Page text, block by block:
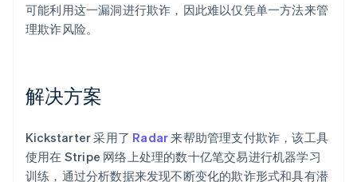
可能利用这一漏洞进行欺诈，因此难以仅凭单一方法来管
理欺诈风险。
解决方案
Kickstarter 采用了 Radar来帮助管理支付欺诈，该工具
使用在 Stripe 网络上处理的数十亿笔交易进行机器学习
训练，通过分析数据来发现不断变化的欺诈形式和具有潜